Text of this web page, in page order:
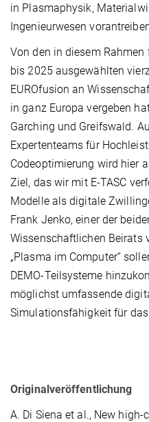
in Plasmaphysik,
Ingenieurwesen
Von den in diesem
bis 2025 ausgewählten
EUROfusion an
in ganz Europa vergeben
Garching und Greifswald.
Expertenteams für
Codeoptimierung wird hier
Ziel, das wir mit E-TASC
Modelle als digitale
Frank Jenko, einer der
Wissenschaftlichen Beirats
„Plasma im Computer“
DEMO-Teilsysteme
möglichst umfassende
Simulationsfähigkeit für
Originalveröffentlichung
A. Di Siena et al., New